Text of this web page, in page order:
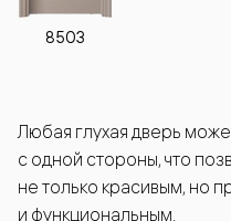
8503
Любая глухая дверь
с одной стороны, что
не только красивым, но
и функциональным.